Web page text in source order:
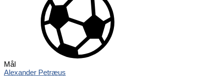
Mål
Alexander Petræus